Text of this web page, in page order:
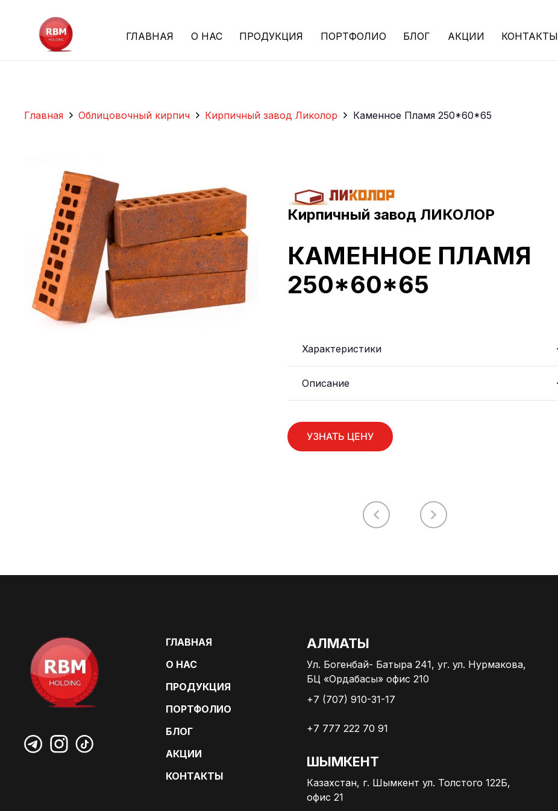
ГЛАВНАЯ О НАС ПРОДУКЦИЯ ПОРТФОЛИО БЛОГ АКЦИИ КОНТАКТЫ
Главная Облицовочный кирпич Кирпичный завод Ликолор Каменное Пламя 250*60*65
Кирпичный завод ЛИКОЛОР
КАМЕННОЕ ПЛАМЯ
250*60*65
Характеристики
Описание
УЗНАТЬ ЦЕНУ
ГЛАВНАЯ
О НАС
ПРОДУКЦИЯ
ПОРТФОЛИО
БЛОГ
АКЦИИ
КОНТАКТЫ
АЛМАТЫ
Ул. Богенбай- Батыра 241, уг. ул. Нурмакова,
БЦ «Ордабасы» офис 210
+7 (707) 910-31-17
+7 777 222 70 91
ШЫМКЕНТ
Казахстан, г. Шымкент ул. Толстого 122Б,
офис 21